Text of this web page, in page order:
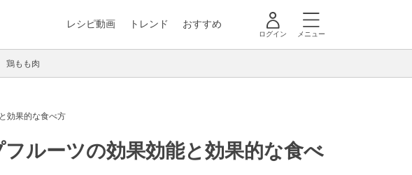
レシピ動画 トレンド おすすめ
ログイン メニュー
鶏もも肉
効果的な食べ方
ルーツの効果効能と効果的な食べ